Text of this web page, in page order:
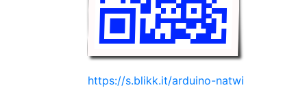
https://s.blikk.it/arduino-natwi